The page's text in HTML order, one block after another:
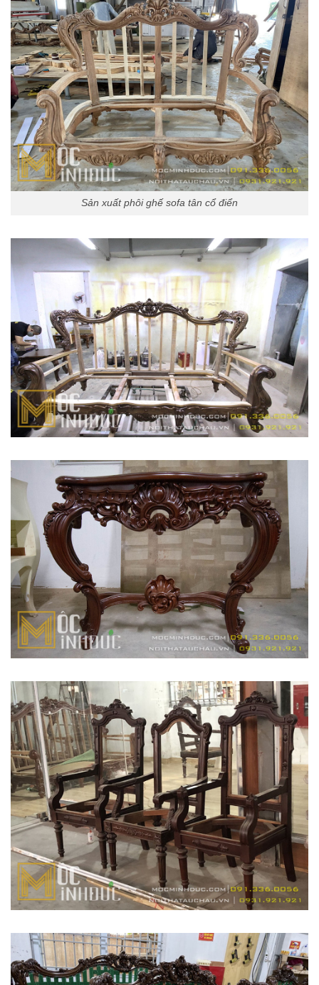
Sản xuất phôi ghế sofa tân cổ điển